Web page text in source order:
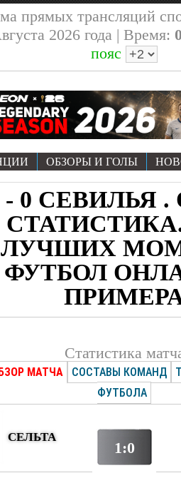
прямых трансляций
2026 года | Время:
пояс
ОБЗОРЫ И ГОЛЫ
- 0 СЕВИЛЬЯ
Статистика
МАТЧА СОСТАВЫ КОМАНД
ФУТБОЛА
СЕЛЬТА
1:0